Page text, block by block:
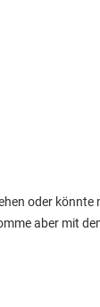
oder könnte
aber mit